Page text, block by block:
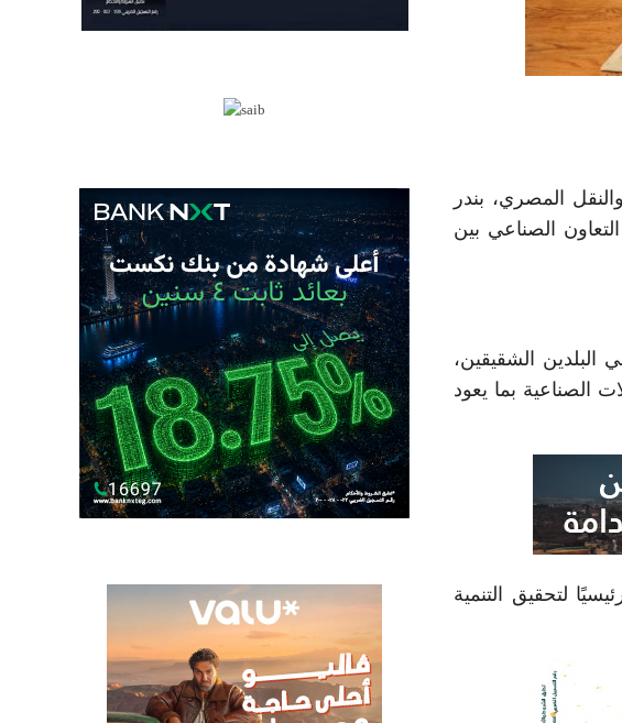
المصري، بندر
الصناعي بين
البلدين الشقيقين،
الصناعية بما يعود
لتحقيق التنمية